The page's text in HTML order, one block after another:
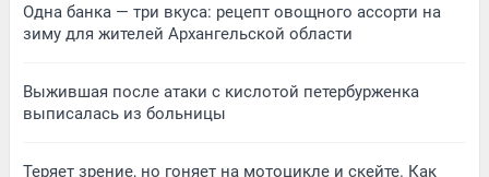
Одна банка — три вкуса: рецепт овощного ассорти на
зиму для жителей Архангельской области
Выжившая после атаки с кислотой петербурженка
выписалась из больницы
Теряет зрение, но гоняет на мотоцикле и скейте. Как